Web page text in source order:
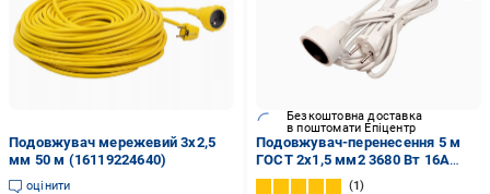
Подовжувач мережевий 3x2,5
мм 50 м (16119224640)
оцінити
Безкоштовна доставка
в поштомати Епіцентр
Подовжувач-перенесення 5 м
ГОСТ 2х1,5 мм2 3680 Вт 16А
250V
1